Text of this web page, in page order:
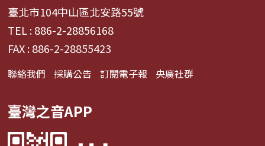
臺北市104中山區北安路55號
TEL : 886-2-28856168
FAX : 886-2-28855423
聯絡我們 採購公告 訂閱電子報 央廣社群
臺灣之音APP